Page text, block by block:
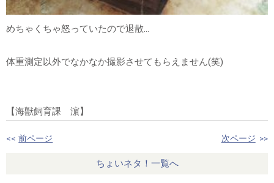
めちゃくちゃ怒っていたので退散…
体重測定以外でなかなか撮影させてもらえません(笑)
【海獣飼育課 濵】
<< 前ページ 次ページ >>
ちょいネタ！一覧へ